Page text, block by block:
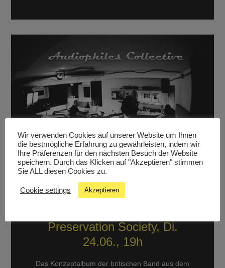
Audiophiles Collective: The
Preservation Society, Di.
24.06., 19h
Das Konzeptalbum der britischen Band aus dem
Wir verwenden Cookies auf unserer Website um Ihnen
die bestmögliche Erfahrung zu gewährleisten, indem wir
Ihre Präferenzen für den nächsten Besuch der Website
speichern. Durch das Klicken auf "Akzeptieren" stimmen
Sie ALL diesen Cookies zu.
Cookie settings Akzeptieren